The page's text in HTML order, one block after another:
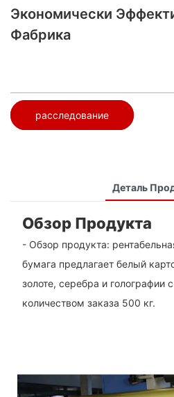
Экономически
Фабрика
расследование
Деталь
Обзор Продукта
- Обзор продукта:
бумага предлагает белый
золоте, серебра и
количеством заказа 500 кг.